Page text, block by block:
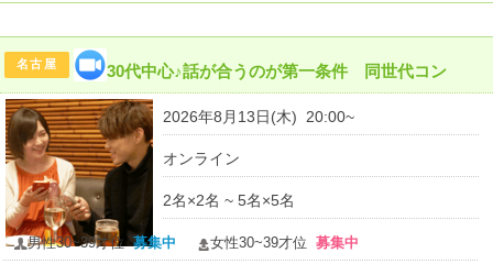
名古屋 30代中心♪話が合うのが第一条件 同世代コン
2026年8月13日(木) 20:00~
オンライン
2名×2名 ~ 5名×5名
男性30~39才位募集中 女性30~39才位 募集中